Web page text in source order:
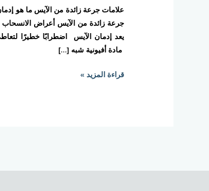
علامات جرعة زائدة من الآيس ما هو
جرعة زائدة من الآيس أعراض
يعد إدمان الآيس اضطرابًا خطيرًا
مادة أفيونية شبه […]
قراءة المزيد »